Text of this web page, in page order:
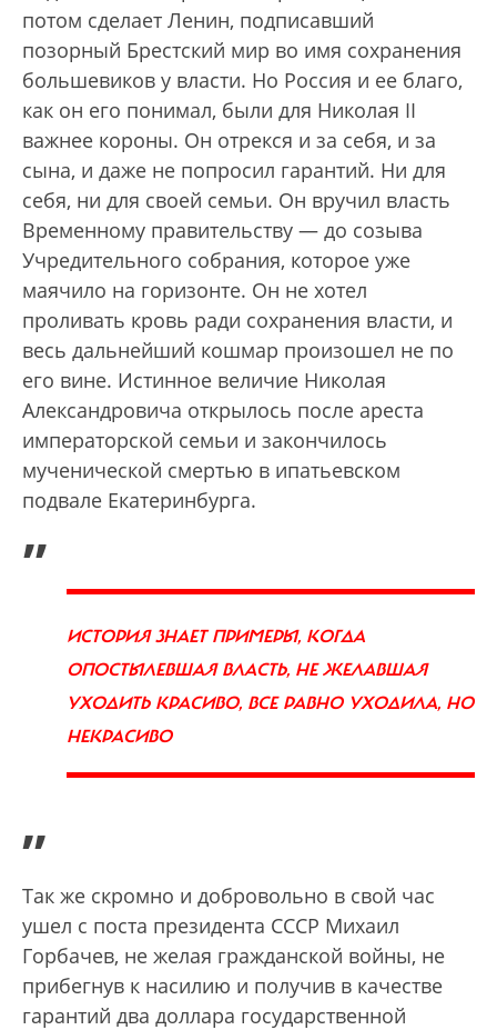
потом сделает Ленин, подписавший
позорный Брестский мир во имя сохранения
большевиков у власти. Но Россия и ее благо,
как он его понимал, были для Николая II
важнее короны. Он отрекся и за себя, и за
сына, и даже не попросил гарантий. Ни для
себя, ни для своей семьи. Он вручил власть
Временному правительству — до созыва
Учредительного собрания, которое уже
маячило на горизонте. Он не хотел
проливать кровь ради сохранения власти, и
весь дальнейший кошмар произошел не по
его вине. Истинное величие Николая
Александровича открылось после ареста
императорской семьи и закончилось
мученической смертью в ипатьевском
подвале Екатеринбурга.
„
ИСТОРИЯ ЗНАЕТ ПРИМЕРЫ, КОГДА
ОПОСТЫЛЕВШАЯ ВЛАСТЬ, НЕ ЖЕЛАВШАЯ
УХОДИТЬ КРАСИВО, ВСЕ РАВНО УХОДИЛА, НО
НЕКРАСИВО
”
Так же скромно и добровольно в свой час
ушел с поста президента СССР Михаил
Горбачев, не желая гражданской войны, не
прибегнув к насилию и получив в качестве
гарантий два доллара государственной